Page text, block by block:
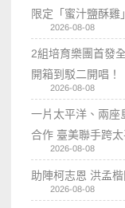
限定「蜜汁鹽酥雞
2026-08-08
2組培育樂團首發
開箱到駁二開唱！
2026-08-08
一片太平洋、兩
合作 臺美聯手跨
2026-08-08
助陣柯志恩 洪孟
2026-08-08